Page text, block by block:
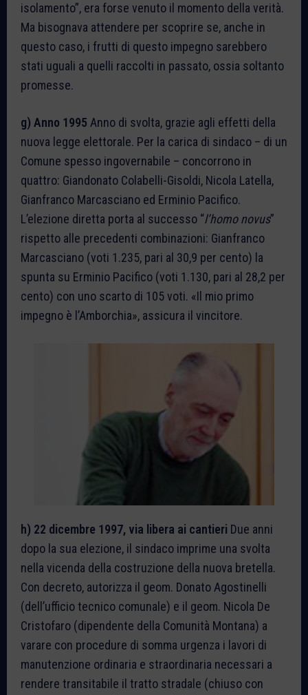
isolamento”, era forse venuto il momento della verità.
Ma bisognava attendere per scoprire se, anche in
questo caso, i frutti di questo impegno sarebbero
stati uguali a quelli raccolti in passato, ossia soltanto
promesse.
g) Anno 1995 Anno di svolta, grazie agli effetti della
nuova legge elettorale. Per la carica di sindaco – di un
Comune spesso ingovernabile – concorrono in
quattro: Giandonato Colabelli-Gisoldi, Nicola Latella,
Gianfranco Marcasciano ed Erminio Pacifico.
L’elezione diretta porta al successo “l’homo novus”
rispetto alle precedenti combinazioni: Gianfranco
Marcasciano (voti 1.235, pari al 30,9 per cento) la
spunta su Erminio Pacifico (voti 1.130, pari al 28,2 per
cento) con uno scarto di 105 voti. «Il mio primo
impegno è l’Amborchia», assicura il vincitore.
h) 22 dicembre 1997, via libera ai cantieri Due anni
dopo la sua elezione, il sindaco imprime una svolta
nella vicenda della costruzione della nuova bretella.
Con decreto, autorizza il geom. Donato Agostinelli
(dell’ufficio tecnico comunale) e il geom. Nicola De
Cristofaro (dipendente della Comunità Montana) a
varare con procedure di somma urgenza i lavori di
manutenzione ordinaria e straordinaria necessari a
rendere transitabile il tratto stradale (chiuso con